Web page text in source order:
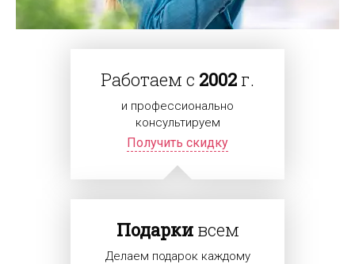
Работаем с 2002 г.
и профессионально
консультируем
Получить скидку
Подаркивсем
Делаем подарок каждому